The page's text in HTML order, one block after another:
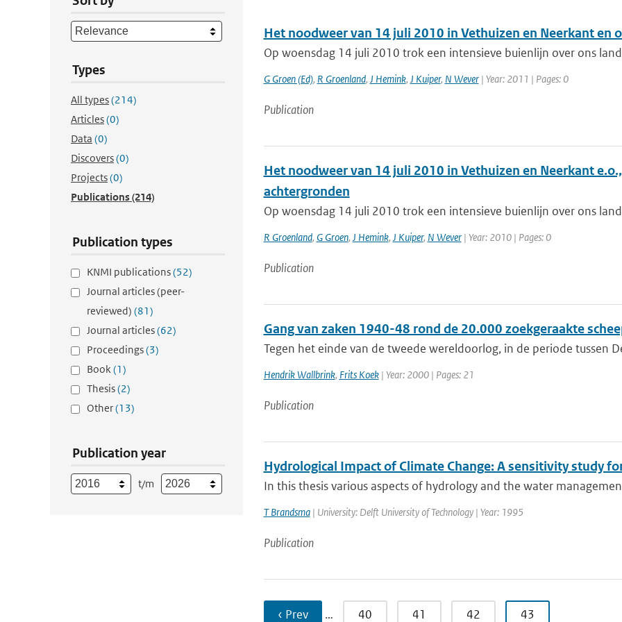
Types
All types(214)
Articles(0)
Data (0)
Discovers(0)
Projects(0)
Publications(214)
Publication types
KNMI publications(52)
Journal articles (peer-
reviewed) (81)
Journal articles(62)
Proceedings(3)
Book(1)
Thesis(2)
Other(13)
Publication year
t/m
Het noodweer van 14 juli 2010 in Vethuizen en Neerkant en
Op woensdag 14 juli 2010 trok een intensieve buienlijn over ons
G Groen (Ed), R Groenland, J Hemink, J Kuiper, N Wever| Year: 2011 | Pages: 0
Publication
Het noodweer van 14 juli 2010 in Vethuizen en Neerkant
achtergronden
Op woensdag 14 juli 2010 trok een intensieve buienlijn over ons
R Groenland, G Groen, J Hemink, J Kuiper, N Wever| Year: 2010 | Pages: 0
Publication
Gang van zaken 1940-48 rond de 20.000 zoekgeraakte
Tegen het einde van de tweede wereldoorlog, in de periode tussen
Hendrik Wallbrink, Frits Koek| Year: 2000 | Pages: 21
Publication
Hydrological Impact of Climate Change: A sensitivity study
In this thesis various aspects of hydrology and the water
T Brandsma| University: Delft University of Technology | Year: 1995
Publication
‹ Prev … 40 41 42 43